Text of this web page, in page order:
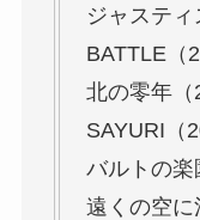
ジャステ
BATTLE（
北の零年（
SAYURI（
バルトの楽
遠くの空に